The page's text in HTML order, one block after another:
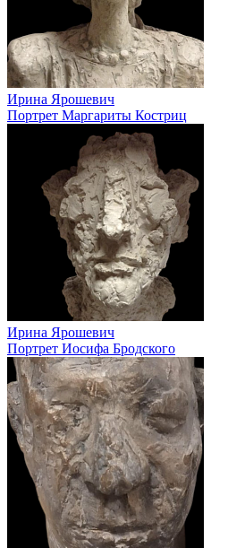
Ирина Ярошевич
Портрет Маргариты Костриц
Ирина Ярошевич
Портрет Иосифа Бродского